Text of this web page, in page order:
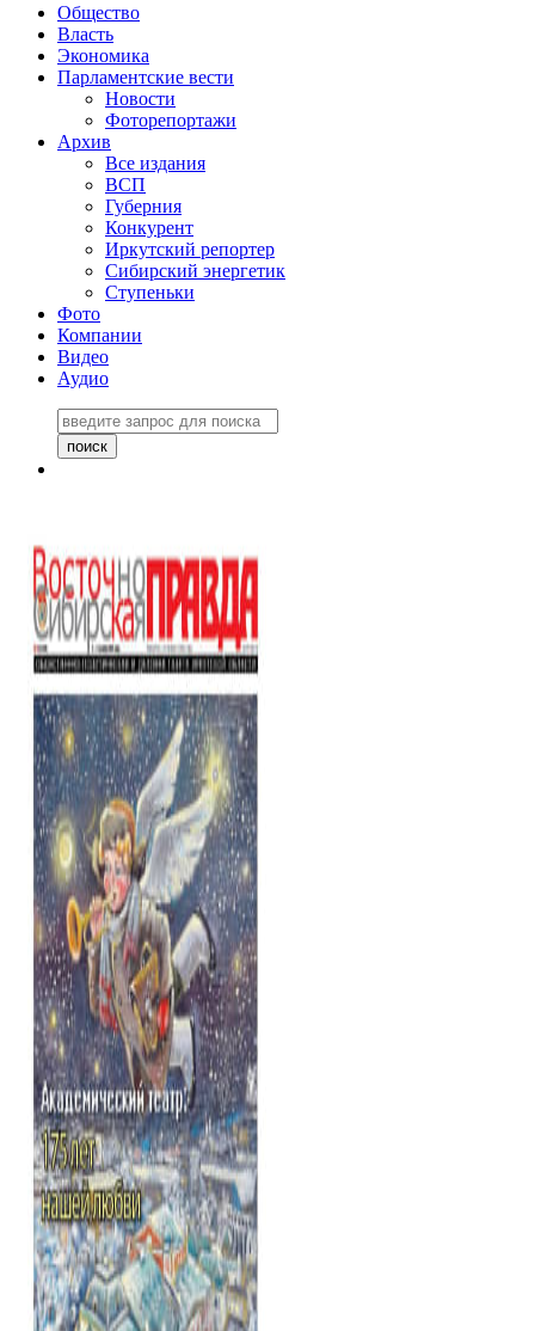
Общество
Власть
Экономика
Парламентские вести
Новости
Фоторепортажи
Архив
Все издания
ВСП
Губерния
Конкурент
Иркутский репортер
Сибирский энергетик
Ступеньки
Фото
Компании
Видео
Аудио